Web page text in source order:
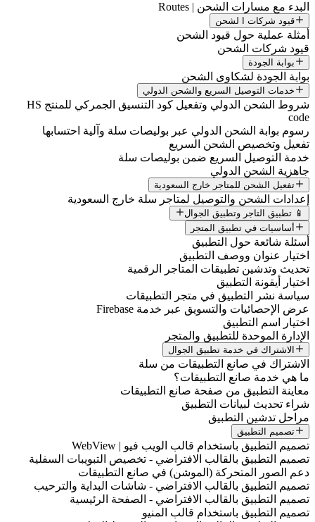
البدء مع مسارات الشحن | Routes
قيود شركات ا لشحن
أمثلة عملية حول قيود الشحن
قيود شركات الشحن
بوابة الجودة
بوابة الجودة لشكاوى الشحن
خدمات التوصيل السريع والشحن الدولي
شروط الشحن الدولي وتفعيل كود التنسيق الجمركي للمنتج HS
code
رسوم بوابة الشحن الدولي عبر بوليصات سلة وآلية احتسابها
تفعيل وتخصيص الشحن السريع
خدمة التوصيل السريع ضمن بوليصات سلة
جاهزية الشحن الدولي
تفعيل الشحن للمتاجر خارج السعودية
إعدادات الشحن والتوصيل لمتاجر سلة خارج السعودية
📱 تطبيق التاجر وتطبيق الجوال
أساسيات في تطبيق المتجر
أسئلة شائعة حول التطبيق
اختيار عنوان ووصف التطبيق
تحديث وتدشين تطبيقات المتاجر الرقمية
اختيار أيقونة التطبيق
سياسة نشر التطبيق في متجر التطبيقات
عرض الإحصائيات والتسويق عبر خدمة Firebase
اختيار اسم التطبيق
الإدارة الموحدة للتطبيق والمتجر
الاشتراك في خدمة تطبيق الجوال
الاشتراك في صانع التطبيقات من سلة
ما هي خدمة صانع التطبيقات؟
معاينة التطبيق من صفحة صانع التطبيقات
شراء تحديث لبيانات التطبيق
مراحل تدشين التطبيق
تصميم التطبيق
تصميم التطبيق باستخدام قالب الويب فيو | WebView
تصميم التطبيق بالقالب الافتراضي - تخصيص التبويبات السفلية
دعم الصور المتحركة (الموشن) في صانع التطبيقات
تصميم التطبيق بالقالب الافتراضي - شاشات البداية والترحيب
تصميم التطبيق بالقالب الافتراضي - الصفحة الرئيسية
تصميم التطبيق باستخدام قالب المنيو